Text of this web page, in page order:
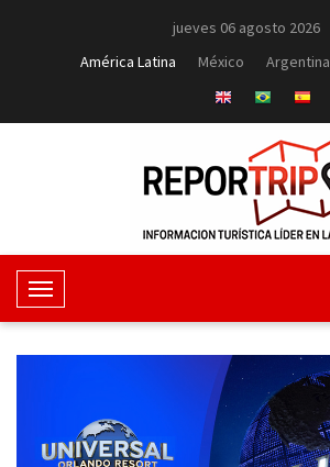
jueves 06 agosto 2026
América Latina
México Argentina
T
o
N